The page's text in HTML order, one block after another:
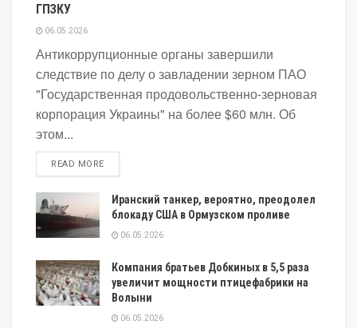
ГПЗКУ
06.05.2026
Антикоррупционные органы завершили
следствие по делу о завладении зерном ПАО
"Государственная продовольственно-зерновая
корпорация Украины" на более $60 млн. Об
этом...
READ MOREDETAILS
Иранский танкер, вероятно, преодолел
блокаду США в Ормузском проливе
06.05.2026
Компания братьев Добкиных в 5,5 раза
увеличит мощности птицефабрики на
Волыни
06.05.2026